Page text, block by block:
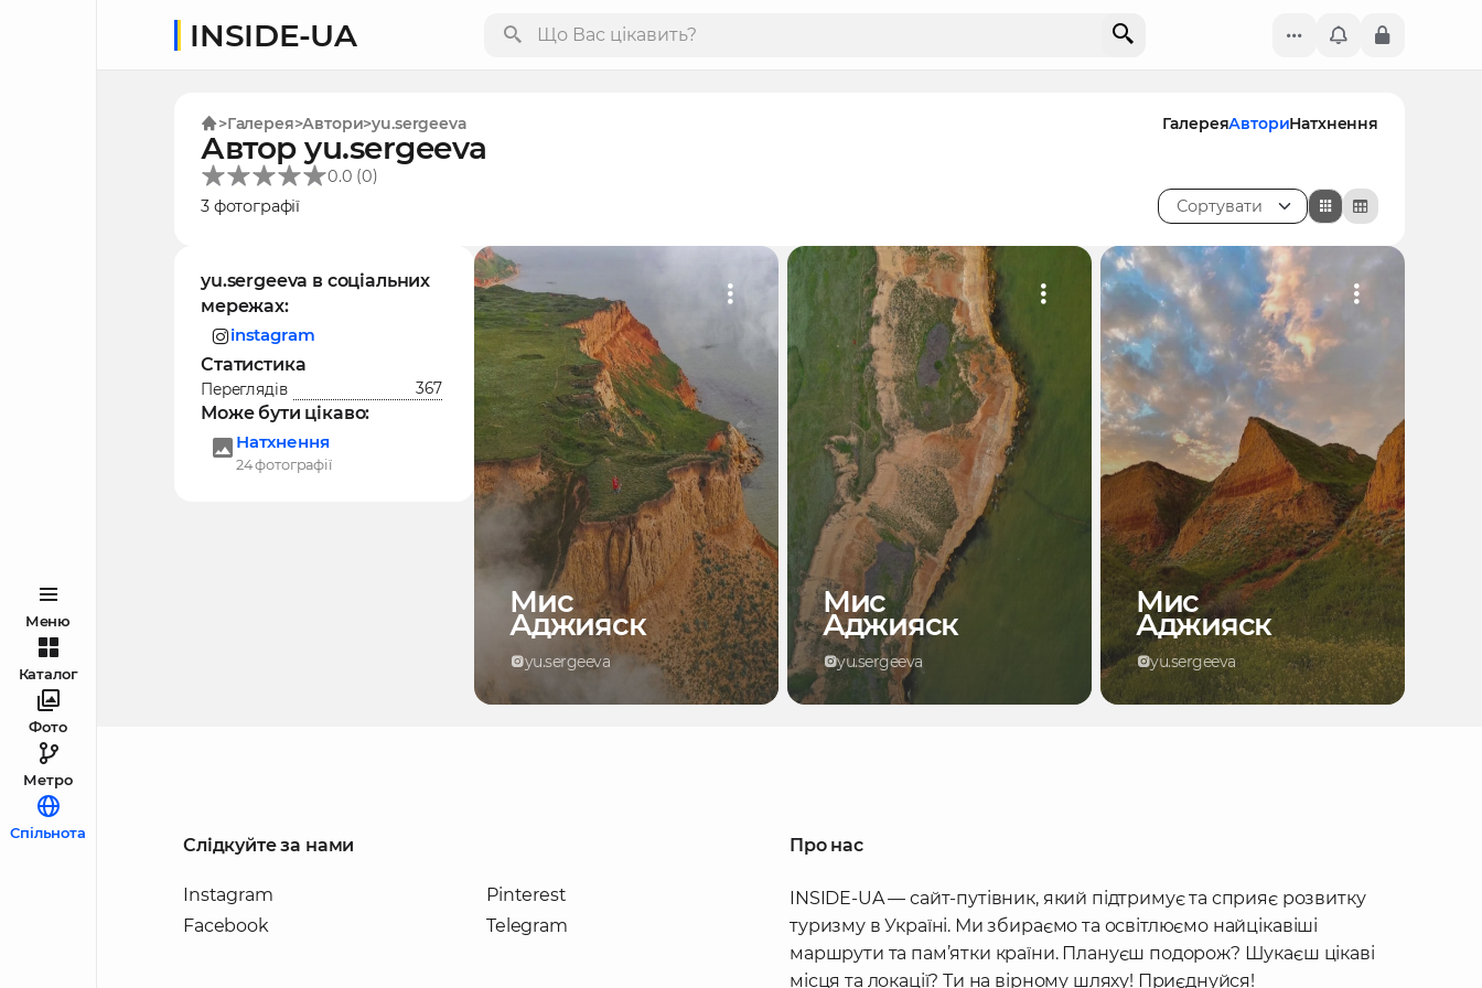
Меню
Каталог
Фото
Метро
Спільнота
INSIDE-UA
Галерея Автори yu.sergeeva ГалереяАвториНатхнення
Автор yu.sergeeva
0.0 (0)
3 фотографії
Сортувати
yu.sergeeva в соціальних
мережах:
instagram
Статистика
Переглядів 367
Може бути цікаво:
Натхнення
24 фотографії
Мис
Аджияск
yu.sergeeva
Мис
Аджияск
yu.sergeeva
Мис
Аджияск
yu.sergeeva
Слідкуйте за нами
Instagram
Facebook
Pinterest
Telegram
Про нас
INSIDE-UA — сайт-путівник, який підтримує та сприяє розвитку
туризму в Україні. Ми збираємо та освітлюємо найцікавіші
маршрути та пам’ятки країни. Плануєш подорож? Шукаєш цікаві
місця та локації? Ти на вірному шляху! Приєднуйся!